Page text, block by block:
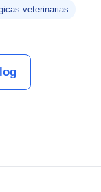
veterinarias